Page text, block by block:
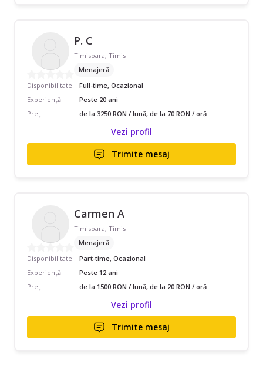
P. C
Timisoara, Timis
Menajeră
Disponibilitate
Full-time, Ocazional
Experiență
Peste 20 ani
Preț
de la 3250 RON / lună, de la 70 RON / oră
Vezi profil
Trimite mesaj
Carmen A
Timisoara, Timis
Menajeră
Disponibilitate
Part-time, Ocazional
Experiență
Peste 12 ani
Preț
de la 1500 RON / lună, de la 20 RON / oră
Vezi profil
Trimite mesaj